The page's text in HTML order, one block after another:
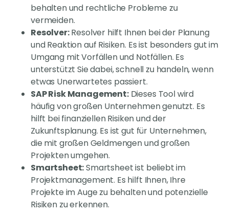
behalten und rechtliche Probleme zu
vermeiden.
Resolver:Resolver hilft Ihnen bei der Planung
und Reaktion auf Risiken. Es ist besonders gut im
Umgang mit Vorfällen und Notfällen. Es
unterstützt Sie dabei, schnell zu handeln, wenn
etwas Unerwartetes passiert.
SAP Risk Management:Dieses Tool wird
häufig von großen Unternehmen genutzt. Es
hilft bei finanziellen Risiken und der
Zukunftsplanung. Es ist gut für Unternehmen,
die mit großen Geldmengen und großen
Projekten umgehen.
Smartsheet:Smartsheet ist beliebt im
Projektmanagement. Es hilft Ihnen, Ihre
Projekte im Auge zu behalten und potenzielle
Risiken zu erkennen.